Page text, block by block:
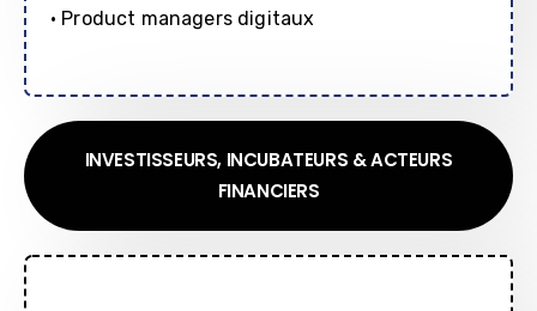
• Product managers digitaux
INVESTISSEURS, INCUBATEURS & ACTEURS
FINANCIERS